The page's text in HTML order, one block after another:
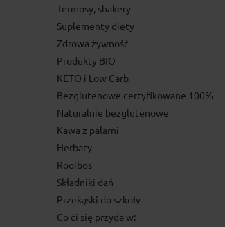
Termosy, shakery
Suplementy diety
Zdrowa żywność
Produkty BIO
KETO i Low Carb
Bezglutenowe certyfikowane 100%
Naturalnie bezglutenowe
Kawa z palarni
Herbaty
Rooibos
Składniki dań
Przekąski do szkoły
Co ci się przyda w: